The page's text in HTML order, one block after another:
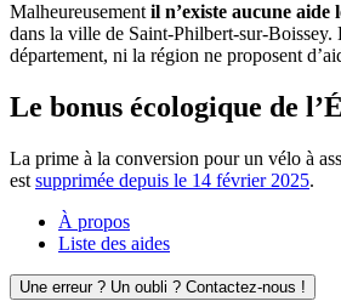
Malheureusement il n’existe aucune aide
dans la ville de Saint-Philbert-sur-
département, ni la région ne proposent
Le bonus écologique de
La prime à la conversion pour un vélo à
est supprimée depuis le 14 février 2025.
À propos
Liste des aides
Une erreur ? Un oubli ? Contactez-nous !